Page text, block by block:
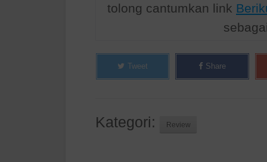
tolong cantumkan link
Tweet Share
Kategori: Review